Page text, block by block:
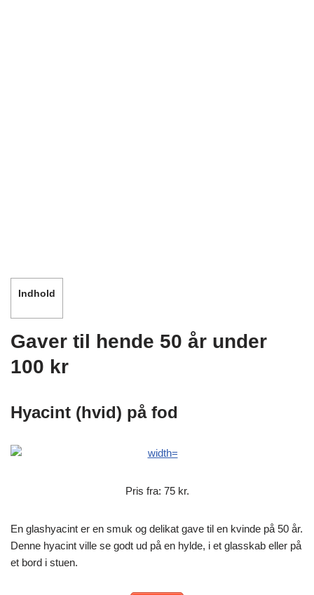
Indhold
Gaver til hende 50 år under
100 kr
Hyacint (hvid) på fod
Pris fra: 75 kr.
En glashyacint er en smuk og delikat gave til en kvinde på 50 år.
Denne hyacint ville se godt ud på en hylde, i et glasskab eller på
et bord i stuen.